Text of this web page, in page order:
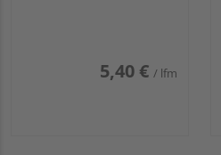
5,40 € / lfm